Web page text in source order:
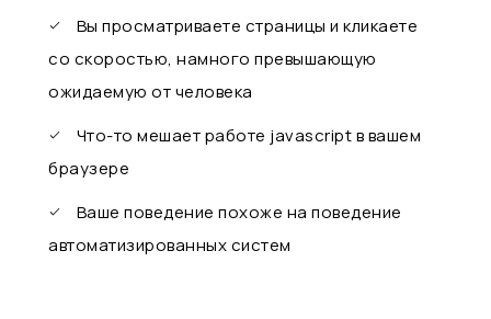
Вы просматриваете страницы и кликаете
со скоростью, намного превышающую
ожидаемую от человека
Что-то мешает работе javascript в вашем
браузере
Ваше поведение похоже на поведение
автоматизированных систем